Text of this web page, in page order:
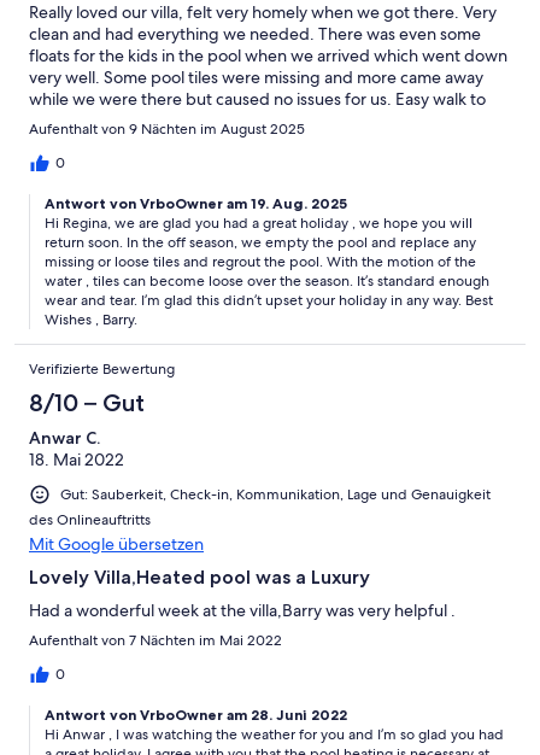
Really loved our villa, felt very homely when we got there. Very
clean and had everything we needed. There was even some
floats for the kids in the pool when we arrived which went down
very well. Some pool tiles were missing and more came away
while we were there but caused no issues for us. Easy walk to
the golf club and shop even with little ones. Would definitely
Aufenthalt von 9 Nächten im August 2025
0
Antwort von VrboOwner am 19. Aug. 2025
Hi Regina, we are glad you had a great holiday , we hope you will
return soon. In the off season, we empty the pool and replace any
missing or loose tiles and regrout the pool. With the motion of the
water , tiles can become loose over the season. It’s standard enough
wear and tear. I’m glad this didn’t upset your holiday in any way. Best
Wishes , Barry.
Verifizierte Bewertung
8/10 – Gut
Anwar C.
18. Mai 2022
Gut: Sauberkeit, Check-in, Kommunikation, Lage und Genauigkeit
des Onlineauftritts
Mit Google übersetzen
Lovely Villa,Heated pool was a Luxury
Had a wonderful week at the villa,Barry was very helpful .
Aufenthalt von 7 Nächten im Mai 2022
0
Antwort von VrboOwner am 28. Juni 2022
Hi Anwar , I was watching the weather for you and I’m so glad you had